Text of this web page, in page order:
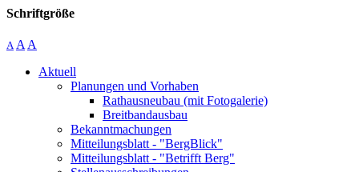
Schriftgröße
A A A
Aktuell
Planungen und Vorhaben
Rathausneubau (mit Fotogalerie)
Breitbandausbau
Bekanntmachungen
Mitteilungsblatt - "BergBlick"
Mitteilungsblatt - "Betrifft Berg"